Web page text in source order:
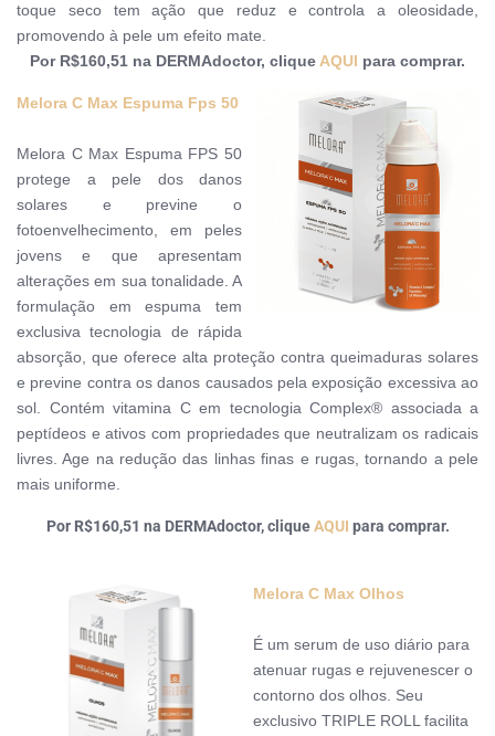
toque seco tem ação que reduz e controla a oleosidade,
promovendo à pele um efeito mate.
Por R$160,51 na DERMAdoctor, cliqueAQUI para comprar.
Melora C Max Espuma Fps 50
Melora C Max Espuma FPS 50
protege a pele dos danos
solares e previne o
fotoenvelhecimento, em peles
jovens e que apresentam
alterações em sua tonalidade. A
formulação em espuma tem
exclusiva tecnologia de rápida
absorção, que oferece alta proteção contra queimaduras solares
e previne contra os danos causados pela exposição excessiva ao
sol. Contém vitamina C em tecnologia Complex® associada a
peptídeos e ativos com propriedades que neutralizam os radicais
livres. Age na redução das linhas finas e rugas, tornando a pele
mais uniforme.
Por R$160,51 na DERMAdoctor, cliqueAQUI para comprar.
Melora C Max Olhos
É um serum de uso diário para
atenuar rugas e rejuvenescer o
contorno dos olhos. Seu
exclusivo TRIPLE ROLL facilita